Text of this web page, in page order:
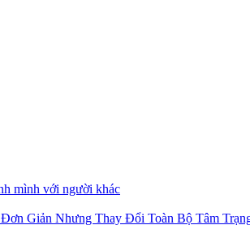
mình với người khác
Giản Nhưng Thay Đổi Toàn Bộ Tâm